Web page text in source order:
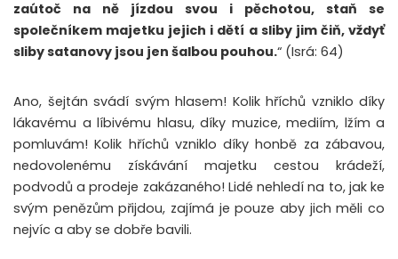
zaútoč na ně jízdou svou i pěchotou, staň se
společníkem majetku jejich i dětí a sliby jim čiň, vždyť
sliby satanovy jsou jen šalbou pouhou.“ (Isrá: 64)
Ano, šejtán svádí svým hlasem! Kolik hříchů vzniklo díky
lákavému a líbivému hlasu, díky muzice, mediím, lžím a
pomluvám! Kolik hříchů vzniklo díky honbě za zábavou,
nedovolenému získávání majetku cestou krádeží,
podvodů a prodeje zakázaného! Lidé nehledí na to, jak ke
svým penězům přijdou, zajímá je pouze aby jich měli co
nejvíc a aby se dobře bavili.